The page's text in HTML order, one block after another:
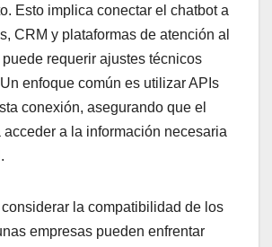
Esto implica conectar el chatbot a
CRM y plataformas de atención al
requerir ajustes técnicos
enfoque común es utilizar APIs
conexión, asegurando que el
acceder a la información necesaria
la compatibilidad de los
empresas pueden enfrentar